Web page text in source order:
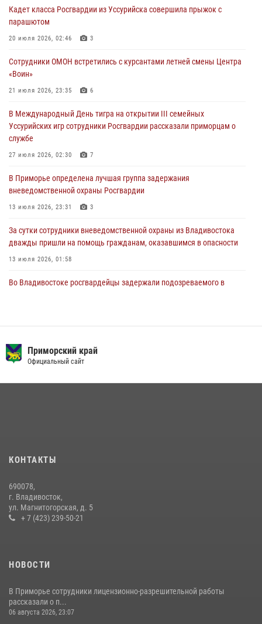
В День Крещения Руси в Князь-Владимирском храме – Главном
ходом
посвященном Дню Крещения Руси
28 июля 2026, 05:39
В Международный День тигра на открытии III семейных
службе
Кадет класса Росгвардии из Уссурийска совершила прыжок с
парашютом
20 июля 2026, 02:46 3
Сотрудники ОМОН встретились с курсантами летней смены Центра
«Воин»
21 июля 2026, 23:35 6
В Международный День тигра на открытии III семейных
Уссурийских игр сотрудники Росгвардии рассказали приморцам о
службе
27 июля 2026, 02:30 7
В Приморье определена лучшая группа задержания
вневедомственной охраны Росгвардии
13 июля 2026, 23:31 3
За сутки сотрудники вневедомственной охраны из Владивостока
дважды пришли на помощь гражданам, оказавшимся в опасности
13 июля 2026, 01:58
Во Владивостоке росгвардейцы задержали подозреваемого в
действия постояльца гостиницы
16 июля 2026, 01:13
В рамках акции «Каникулы с Росгвардией» сотрудники
вневедомственной охраны провели урок мужества для
воспитанников детского лагеря
Приморский край
Официальный сайт
КОНТАКТЫ
690078,
г. Владивосток,
ул. Магнитогорская, д. 5
+ 7 (423) 239-50-21
НОВОСТИ
В Приморье сотрудники лицензионно-разрешительной работы
рассказали о п...
06 августа 2026, 23:07